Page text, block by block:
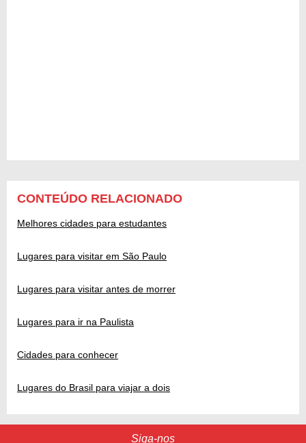
CONTEÚDO RELACIONADO
Melhores cidades para estudantes
Lugares para visitar em São Paulo
Lugares para visitar antes de morrer
Lugares para ir na Paulista
Cidades para conhecer
Lugares do Brasil para viajar a dois
Siga-nos